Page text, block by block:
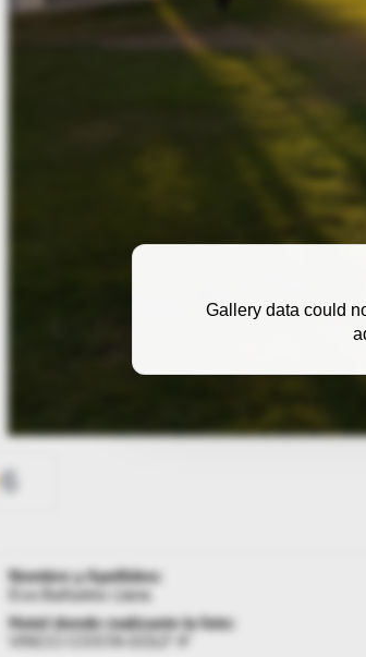
Gallery data could
6
Nombre y Apellidos:
Eva Bañuelos Llana
Hotel donde realizaste la foto: